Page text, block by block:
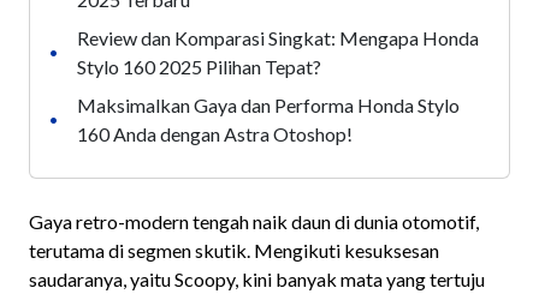
•
Review dan Komparasi Singkat: Mengapa Honda
Stylo 160 2025 Pilihan Tepat?
•
Maksimalkan Gaya dan Performa Honda Stylo
160 Anda dengan Astra Otoshop!
Gaya retro-modern tengah naik daun di dunia otomotif,
terutama di segmen skutik. Mengikuti kesuksesan
saudaranya, yaitu Scoopy, kini banyak mata yang tertuju